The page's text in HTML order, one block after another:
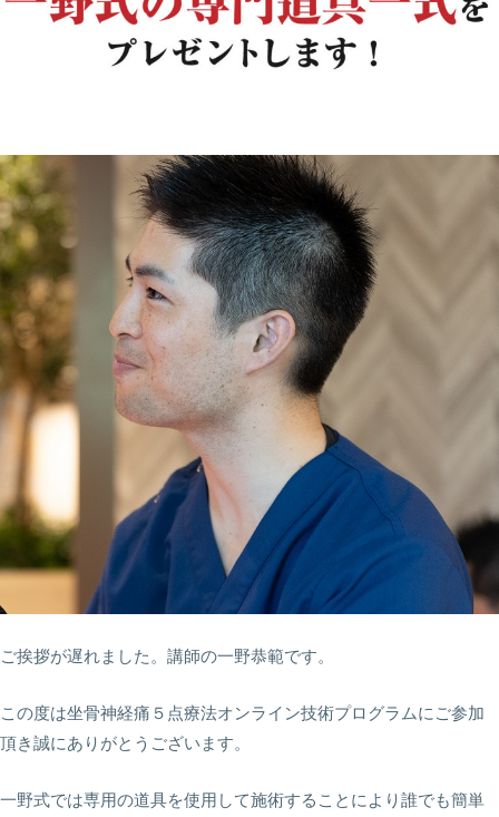
ご挨拶が遅れました。講師の一野恭範です。
この度は坐骨神経痛５点療法オンライン技術プログラムにご参加
頂き誠にありがとうございます。
一野式では専用の道具を使用して施術することにより誰でも簡単